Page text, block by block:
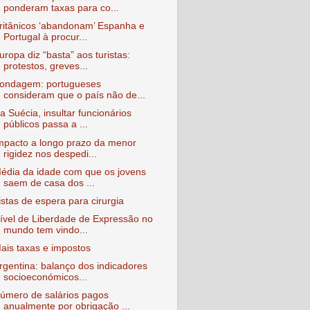
ponderam taxas para co...
‘abandonam’ Espanha e
Portugal à procur...
diz “basta” aos turistas:
protestos, greves...
portugueses
consideram que o país não de...
Suécia, insultar funcionários
públicos passa a ...
a longo prazo da menor
rigidez nos despedi...
da idade com que os jovens
saem de casa dos ...
de espera para cirurgia
de Liberdade de Expressão no
mundo tem vindo...
taxas e impostos
balanço dos indicadores
socioeconómicos...
de salários pagos
anualmente por obrigação ...